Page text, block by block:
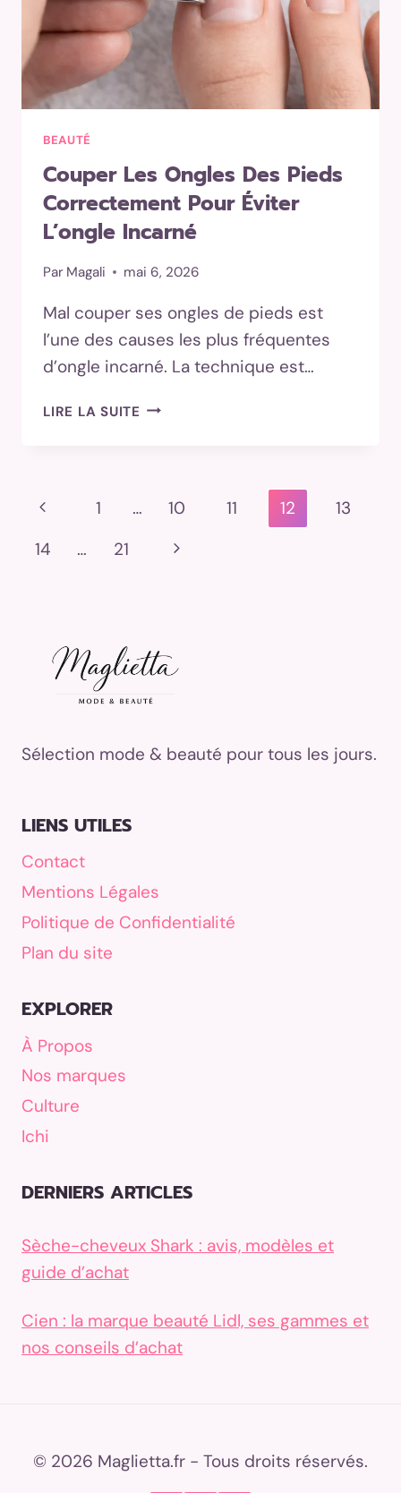
ET
BEAUTÉ
Couper Les Ongles Des Pieds
Correctement Pour Éviter
L’ongle Incarné
Par Magali mai 6, 2026
Mal couper ses ongles de pieds est
l’une des causes les plus fréquentes
d’ongle incarné. La technique est…
LIRE LA SUITE COUPER
CORRECTEMENT
ÉVITER
Navigation
De
Page
précédente
1 … 10 11 12
13
14
… 21
Page
Sélection mode & beauté pour tous les jours.
LIENS UTILES
Contact
Mentions Légales
Politique de Confidentialité
Plan du site
EXPLORER
À Propos
Nos marques
Culture
Ichi
DERNIERS ARTICLES
Sèche-cheveux Shark : avis, modèles et
guide d’achat
Cien : la marque beauté Lidl, ses gammes et
nos conseils d’achat
© 2026 Maglietta.fr - Tous droits réservés.